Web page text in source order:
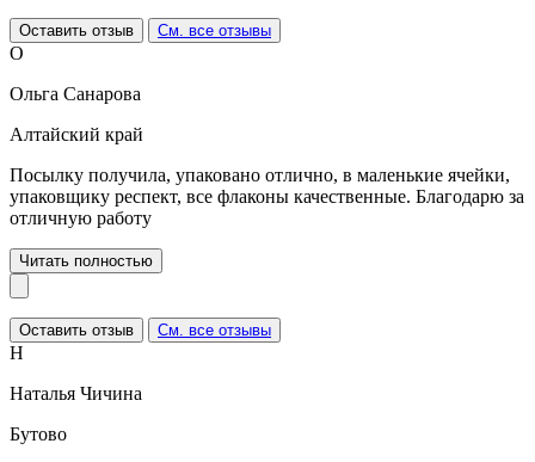
Оставить отзыв См. все отзывы
О
Ольга Санарова
Алтайский край
Посылку получила, упаковано отлично, в маленькие ячейки,
упаковщику респект, все флаконы качественные. Благодарю за
отличную работу
Читать полностью
Оставить отзыв См. все отзывы
Н
Наталья Чичина
Бутово